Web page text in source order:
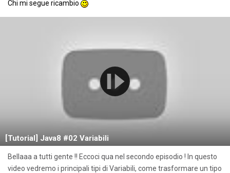
Chi mi segue ricambio
[Tutorial] Java8 #02 Variabili
Bellaaa a tutti gente !! Eccoci qua nel secondo episodio ! In questo
video vedremo i principali tipi di Variabili, come trasformare un tipo